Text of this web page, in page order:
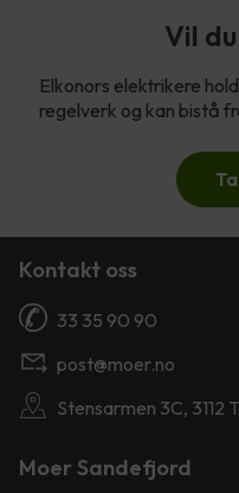
Vil
Elkonors elektrikere
regelverk og kan bistå
Kontakt oss
33 35 90 90
post@moer.no
Stensarmen 3C, 3112
Moer Sandefjord